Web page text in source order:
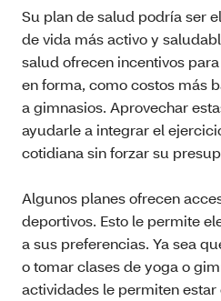
Su plan de salud podría ser
de vida más activo y
salud ofrecen incentivos
en forma, como costos más
a gimnasios. Aprovechar
ayudarle a integrar el
cotidiana sin forzar su
Algunos planes ofrecen
deportivos. Esto le permite
a sus preferencias. Ya sea
o tomar clases de yoga o
actividades le permiten